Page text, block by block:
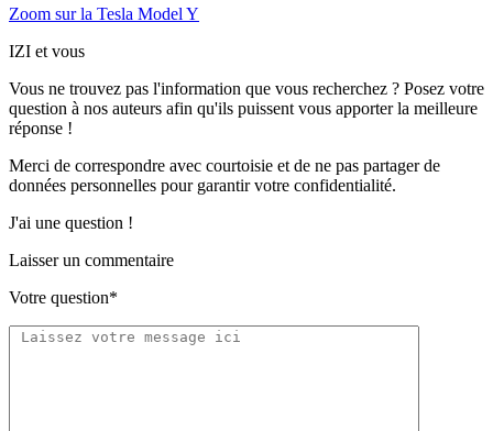
Zoom sur la Tesla Model Y
IZI et vous
Vous ne trouvez pas l'information que vous recherchez ? Posez votre
question à nos auteurs afin qu'ils puissent vous apporterla meilleure
réponse !
Merci de correspondre avec courtoisie et de ne pas partagerde
données personnelles pour garantir votre confidentialité.
J'ai une question !
Laisser un commentaire
Votre question*